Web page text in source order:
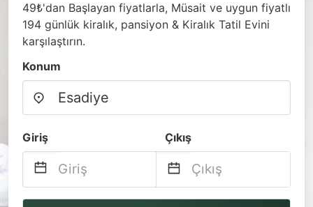
49₺'dan Başlayan fiyatlarla, Müsait ve uygun fiyatlı
194 günlük kiralık, pansiyon & Kiralık Tatil Evini
karşılaştırın.
Konum
Giriş Çıkış
Navigate
Navigate